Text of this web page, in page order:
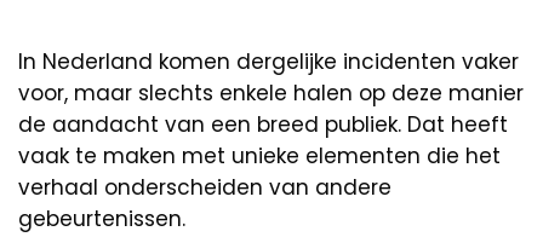
In Nederland komen dergelijke incidenten vaker
voor, maar slechts enkele halen op deze manier
de aandacht van een breed publiek. Dat heeft
vaak te maken met unieke elementen die het
verhaal onderscheiden van andere
gebeurtenissen.